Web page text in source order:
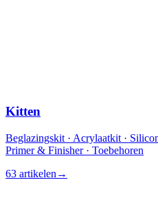
Kitten
Beglazingskit · Acrylaatkit ·
Primer & Finisher · Toebehoren
63 artikelen →